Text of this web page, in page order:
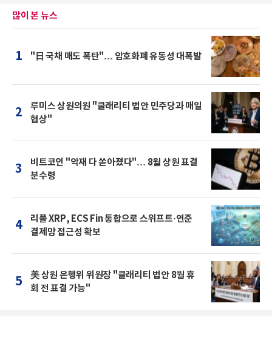
많이 본 뉴스
1 "日 국채 매도 폭탄"… 암호화폐 유동성 대폭발
2
루미스 상원의원 "클래리티 법안 민주당과 매일
협상"
3
비트코인 "악재 다 쏟아졌다"… 8월 상원 표결
분수령
4
리플 XRP, ECS Fin 통합으로 스위프트·연준
결제망 접근성 확보
5
美 상원 은행위 위원장 "클래리티 법안 8월 휴
회 전 표결 가능"